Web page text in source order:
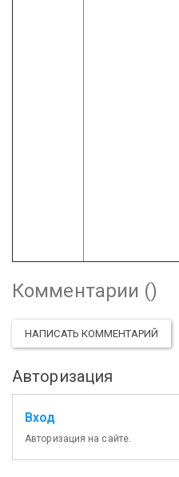
Комментарии ()
НАПИСАТЬ КОММЕНТАРИЙ
Авторизация
Вход
Авторизация на сайте.